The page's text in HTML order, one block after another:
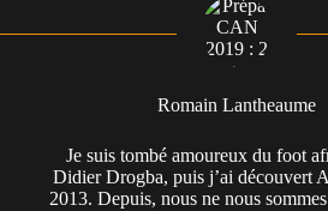
Romain Lantheaume
Je suis tombé amoureux du foot
Didier Drogba, puis j’ai découvert
2013. Depuis, nous ne nous